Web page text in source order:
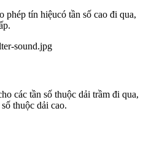
tín hiệucó tần số cao đi qua,
các tần số thuộc dải trầm đi qua,
thuộc dải cao.